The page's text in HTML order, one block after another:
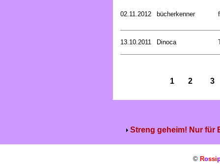
02.11.2012 bücherkenner
13.10.2011 Dinoca
1 2 3
Streng geheim! Nur für
© Rossi